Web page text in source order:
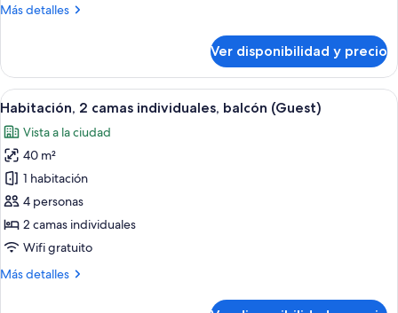
size,
Más detalles
Más
1
cama
King
balcón
(Guest)
Ver disponibilidad y precio
Ver
todas
las
fotos
de
Habitación,
2
camas
individuales,
balcón
Habitación de hotel con dos camas,
5
Habitación, 2 camas individuales, balcón (Guest)
Vista a la ciudad
40 m²
1 habitación
4 personas
2 camas individuales
Wifi gratuito
Más detalles
Más